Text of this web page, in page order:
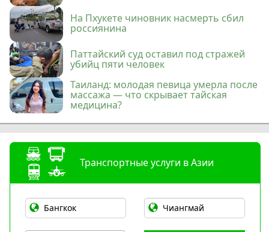
На Пхукете чиновник насмерть сбил
россиянина
Паттайский суд оставил под стражей
убийц пяти человек
Таиланд: молодая певица умерла после
массажа — что скрывает тайская
медицина?
Транспортные услуги в Азии